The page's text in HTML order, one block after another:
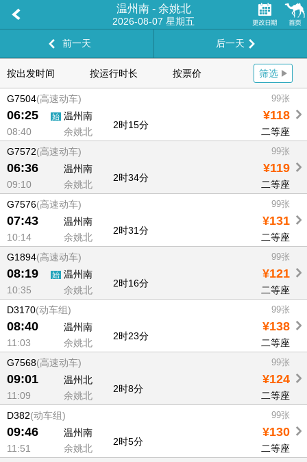
温州南 - 余姚北
2026-08-07 星期五
前一天
后一天
按出发时间 按运行时长 按票价 筛选
G7504(高速动车) 99张
06:25 始 温州南 ¥118
2时15分
08:40 余姚北
二等座
G7572(高速动车) 99张
06:36 温州南 ¥119
2时34分
09:10 余姚北
二等座
G7576(高速动车) 99张
07:43 温州南 ¥131
2时31分
10:14 余姚北
二等座
G1894(高速动车) 99张
08:19 始 温州南 ¥121
2时16分
10:35 余姚北
二等座
D3170(动车组) 99张
08:40 温州南 ¥138
2时23分
11:03 余姚北
二等座
G7568(高速动车) 99张
09:01 温州北 ¥124
2时8分
11:09 余姚北
二等座
D382(动车组) 99张
09:46 温州南 ¥130
2时5分
11:51 余姚北
二等座